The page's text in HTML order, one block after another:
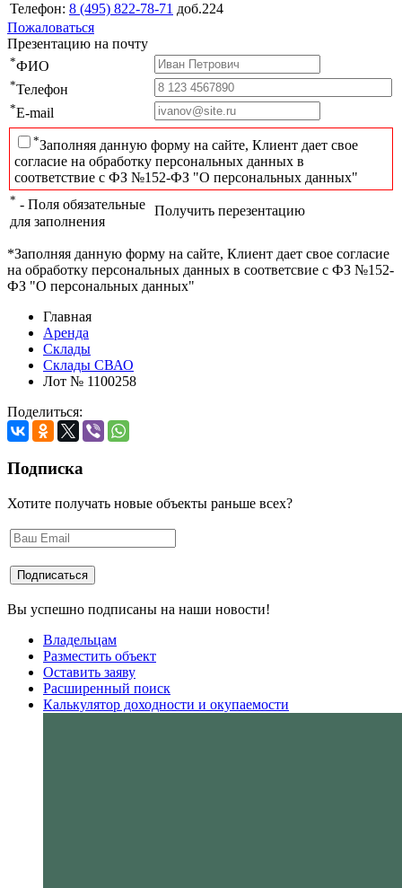
Телефон: 8 (495) 822-78-71 доб.224
Пожаловаться
Презентацию на почту
*ФИО
*Телефон
*E-mail
*Заполняя данную форму на сайте, Клиент дает свое
согласие на обработку персональных данных в
соответствие с ФЗ №152-ФЗ "О персональных данных"
* - Поля обязательные
для заполнения
Получить перезентацию
*Заполняя данную форму на сайте, Клиент дает свое согласие
на обработку персональных данных в соответсвие с ФЗ №152-
ФЗ "О персональных данных"
Главная
Аренда
Склады
Склады СВАО
Лот № 1100258
Поделиться:
Подписка
Хотите получать новые объекты раньше всех?
Вы успешно подписаны на наши новости!
Владельцам
Разместить объект
Оставить заяву
Расширенный поиск
Калькулятор доходности и окупаемости